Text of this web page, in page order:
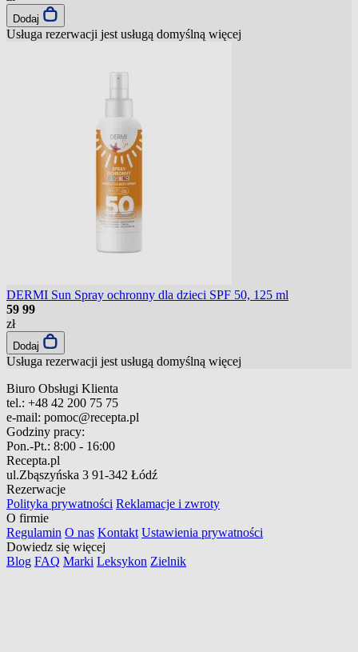
Dodaj
Usługa rezerwacji jest usługą domyślną więcej
DERMI Sun Spray ochronny dla dzieci SPF 50, 125 ml
59 99
zł
Dodaj
Usługa rezerwacji jest usługą domyślną więcej
Biuro Obsługi Klienta
tel.: +48 42 200 75 75
e-mail: pomoc@recepta.pl
Godziny pracy:
Pon.-Pt.: 8:00 - 16:00
Recepta.pl
ul.Zbąszyńska 3 91-342 Łódź
Rezerwacje
Polityka prywatności Reklamacje i zwroty
O firmie
Regulamin O nas Kontakt Ustawienia prywatności
Dowiedz się więcej
Blog FAQ Marki Leksykon Zielnik